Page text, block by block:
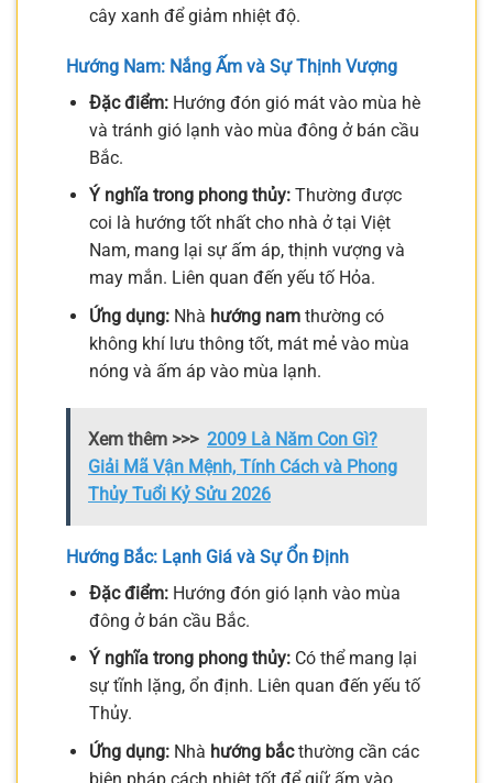
cây xanh để giảm nhiệt độ.
Hướng Nam: Nắng Ấm và Sự Thịnh Vượng
Đặc điểm:Hướng đón gió mát vào mùa hè
và tránh gió lạnh vào mùa đông ở bán cầu
Bắc.
Ý nghĩa trong phong thủy:Thường được
coi là hướng tốt nhất cho nhà ở tại Việt
Nam, mang lại sự ấm áp, thịnh vượng và
may mắn. Liên quan đến yếu tố Hỏa.
Ứng dụng:Nhà hướng namthường có
không khí lưu thông tốt, mát mẻ vào mùa
nóng và ấm áp vào mùa lạnh.
Xem thêm >>> 2009 Là Năm Con Gì?
Giải Mã Vận Mệnh, Tính Cách và Phong
Thủy Tuổi Kỷ Sửu 2026
Hướng Bắc: Lạnh Giá và Sự Ổn Định
Đặc điểm:Hướng đón gió lạnh vào mùa
đông ở bán cầu Bắc.
Ý nghĩa trong phong thủy:Có thể mang lại
sự tĩnh lặng, ổn định. Liên quan đến yếu tố
Thủy.
Ứng dụng:Nhà hướng bắcthường cần các